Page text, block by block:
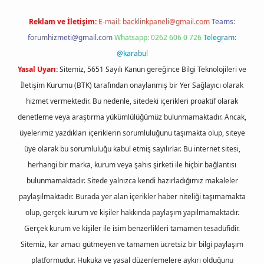
Reklam ve İletişim: E-mail: backlinkpaneli@gmail.comTeams:
forumhizmeti@gmail.comWhatsapp: 0262 606 0 726Telegram:
@karabul
Yasal Uyarı:Sitemiz, 5651 Sayılı Kanun gereğince Bilgi Teknolojileri ve
İletişim Kurumu (BTK) tarafından onaylanmış bir Yer Sağlayıcı olarak
hizmet vermektedir. Bu nedenle, sitedeki içerikleri proaktif olarak
denetleme veya araştırma yükümlülüğümüz bulunmamaktadır. Ancak,
üyelerimiz yazdıkları içeriklerin sorumluluğunu taşımakta olup, siteye
üye olarak bu sorumluluğu kabul etmiş sayılırlar. Bu internet sitesi,
herhangi bir marka, kurum veya şahıs şirketi ile hiçbir bağlantısı
bulunmamaktadır. Sitede yalnızca kendi hazırladığımız makaleler
paylaşılmaktadır. Burada yer alan içerikler haber niteliği taşımamakta
olup, gerçek kurum ve kişiler hakkında paylaşım yapılmamaktadır.
Gerçek kurum ve kişiler ile isim benzerlikleri tamamen tesadüfidir.
Sitemiz, kar amacı gütmeyen ve tamamen ücretsiz bir bilgi paylaşım
platformudur. Hukuka ve yasal düzenlemelere aykırı olduğunu